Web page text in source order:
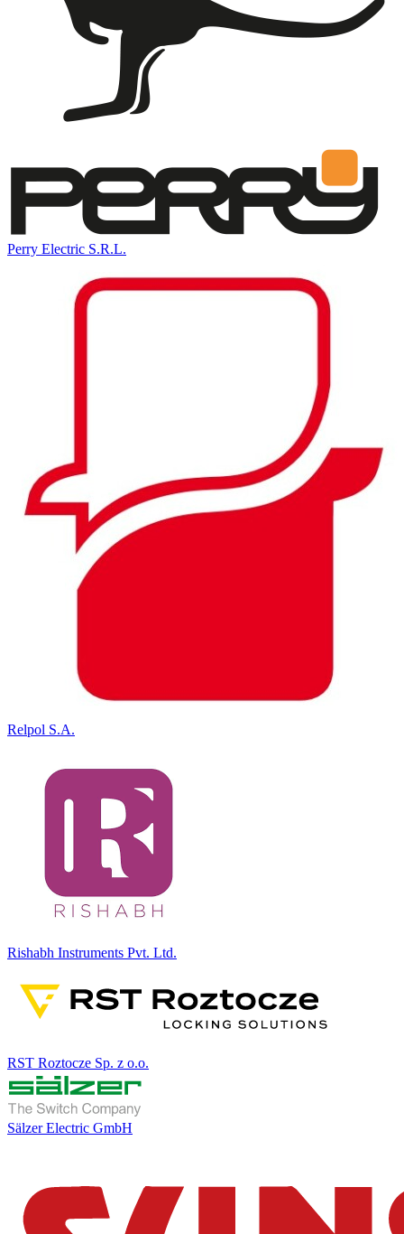
Perry Electric S.R.L.
Relpol S.A.
Rishabh Instruments Pvt. Ltd.
RST Roztocze Sp. z o.o.
Sälzer Electric GmbH